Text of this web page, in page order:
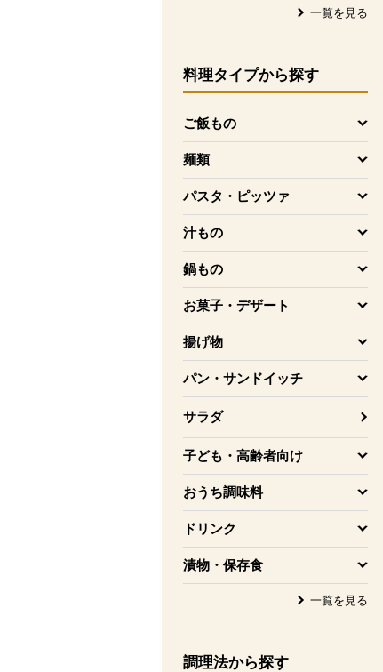
一覧を見る
料理タイプから探す
ご飯もの
を開く
麺類
を開く
パスタ・ピッツァ
を開く
汁もの
を開く
鍋もの
を開く
お菓子・デザート
を開く
揚げ物
を開く
パン・サンドイッチ
を開く
サラダ
子ども・高齢者向け
を開く
おうち調味料
を開く
ドリンク
を開く
漬物・保存食
を開く
一覧を見る
調理法から探す